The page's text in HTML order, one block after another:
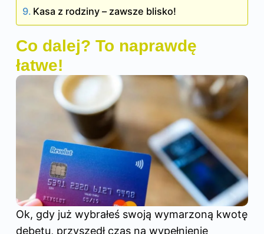
Kasa z rodziny – zawsze blisko!
Co dalej? To naprawdę
łatwe!
Ok, gdy już wybrałeś swoją wymarzoną kwotę
debetu, przyszedł czas na wypełnienie